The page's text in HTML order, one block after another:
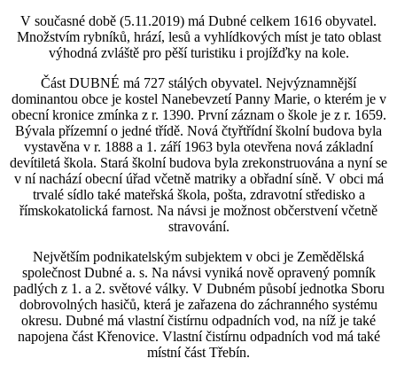
V současné době (5.11.2019) má Dubné celkem 1616 obyvatel.
Množstvím rybníků, hrází, lesů a vyhlídkových míst je tato oblast
výhodná zvláště pro pěší turistiku i projížďky na kole.
Část DUBNÉ má 727 stálých obyvatel. Nejvýznamnější
dominantou obce je kostel Nanebevzetí Panny Marie, o kterém je v
obecní kronice zmínka z r. 1390. První záznam o škole je z r. 1659.
Bývala přízemní o jedné třídě. Nová čtyřtřídní školní budova byla
vystavěna v r. 1888 a 1. září 1963 byla otevřena nová základní
devítiletá škola. Stará školní budova byla zrekonstruována a nyní se
v ní nachází obecní úřad včetně matriky a obřadní síně. V obci má
trvalé sídlo také mateřská škola, pošta, zdravotní středisko a
římskokatolická farnost. Na návsi je možnost občerstvení včetně
stravování.
Největším podnikatelským subjektem v obci je Zemědělská
společnost Dubné a. s. Na návsi vyniká nově opravený pomník
padlých z 1. a 2. světové války. V Dubném působí jednotka Sboru
dobrovolných hasičů, která je zařazena do záchranného systému
okresu. Dubné má vlastní čistírnu odpadních vod, na níž je také
napojena část Křenovice. Vlastní čistírnu odpadních vod má také
místní část Třebín.